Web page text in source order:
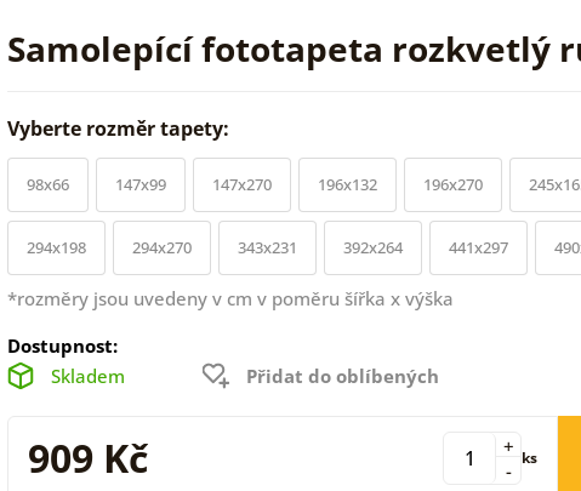
Samolepící fototapeta rozkvetlý
Vyberte rozměr tapety:
98x66 147x99 147x270 196x132 196x270
294x198 294x270 343x231 392x264 441x297
*rozměry jsou uvedeny v cm v poměru šířka x výška
Dostupnost:
Skladem
Přidat do oblíbených
909 Kč -
+ ks